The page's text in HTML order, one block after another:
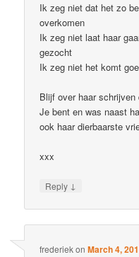
Ik zeg niet dat het zo
overkomen
Ik zeg niet laat haar
gezocht
Ik zeg niet het komt
Blijf over haar
Je bent en was naast
ook haar dierbaarste
xxx
Reply ↓
frederiekonMarch 4,